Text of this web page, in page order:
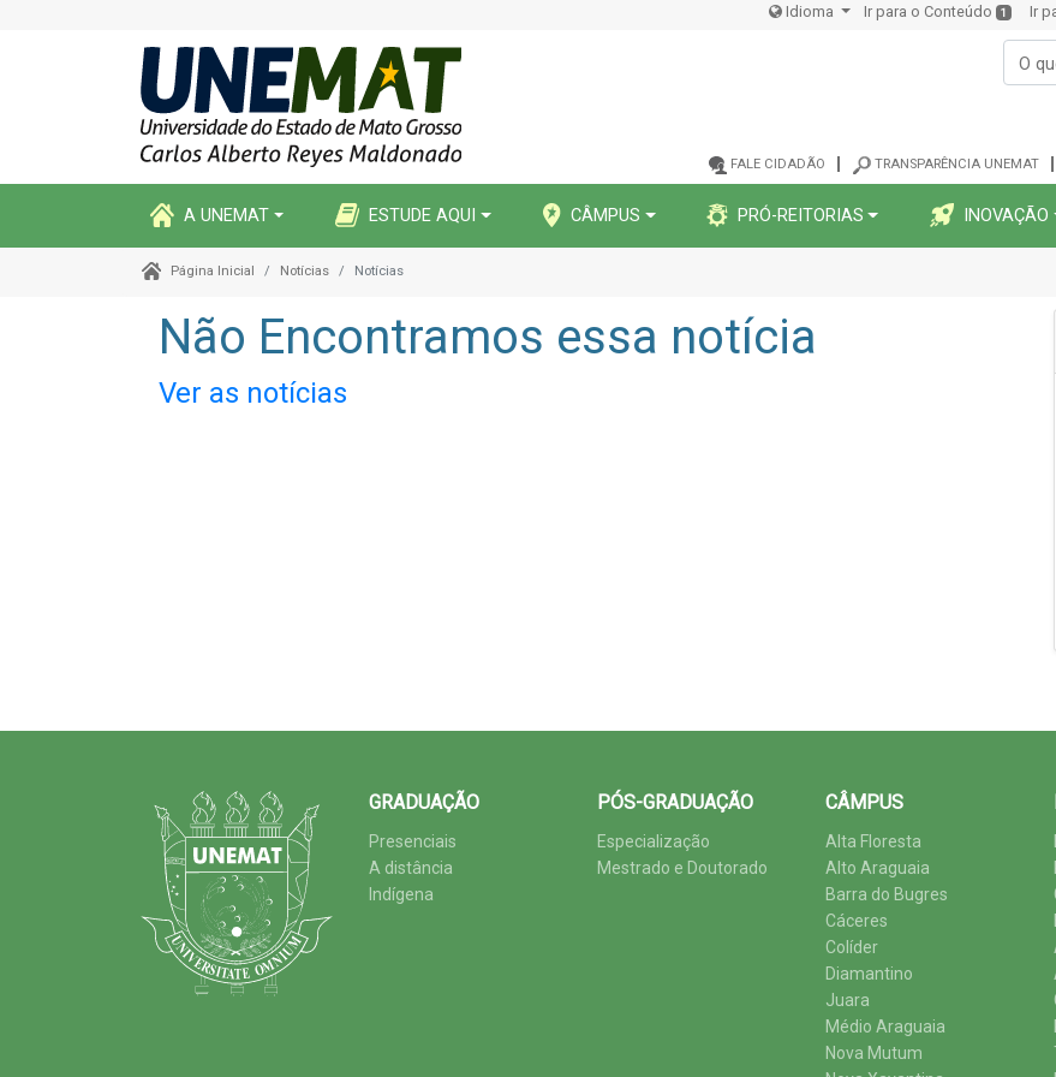
Idioma Ir para o Conteúdo 1 Ir
FALE CIDADÃO TRANSPARÊNCIA UNEMAT
A UNEMAT ESTUDE AQUI CÂMPUS PRÓ-REITORIAS INOVAÇÃO
Página Inicial Notícias Notícias
Não Encontramos essa notícia
Ver as notícias
GRADUAÇÃO
Presenciais
A distância
Indígena
PÓS-GRADUAÇÃO
Especialização
Mestrado e Doutorado
CÂMPUS
Alta Floresta
Alto Araguaia
Barra do Bugres
Cáceres
Colíder
Diamantino
Juara
Médio Araguaia
Nova Mutum